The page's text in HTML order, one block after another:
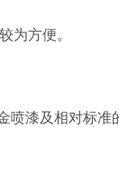
为方便。
喷漆及相对标